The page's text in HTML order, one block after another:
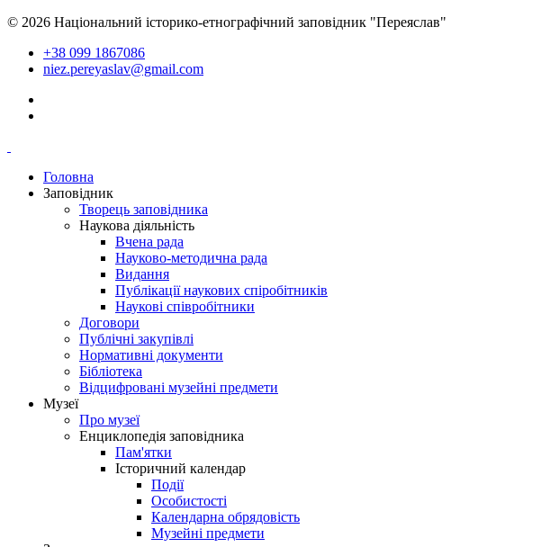
© 2026 Національний історико-етнографічний заповідник "Переяслав"
+38 099 1867086
niez.pereyaslav@gmail.com
Головна
Заповідник
Творець заповідника
Наукова діяльність
Вчена рада
Науково-методична рада
Видання
Публікації наукових спіробітників
Наукові співробітники
Договори
Публічні закупівлі
Нормативні документи
Бібліотека
Відцифровані музейні предмети
Музеї
Про музеї
Енциклопедія заповідника
Пам'ятки
Історичний календар
Події
Особистості
Календарна обрядовість
Музейні предмети